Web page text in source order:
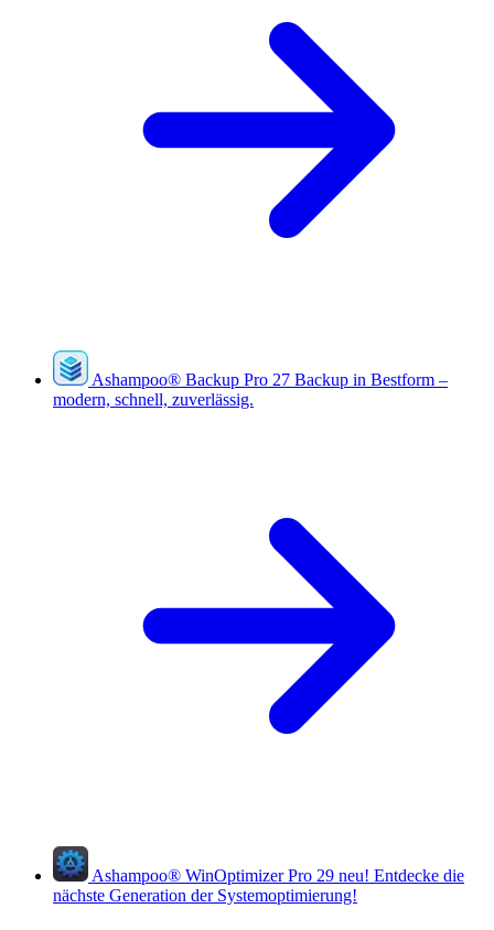
Ashampoo® Backup Pro 27 Backup in Bestform –
modern, schnell, zuverlässig.
Ashampoo® WinOptimizer Pro 29 neu! Entdecke die
nächste Generation der Systemoptimierung!